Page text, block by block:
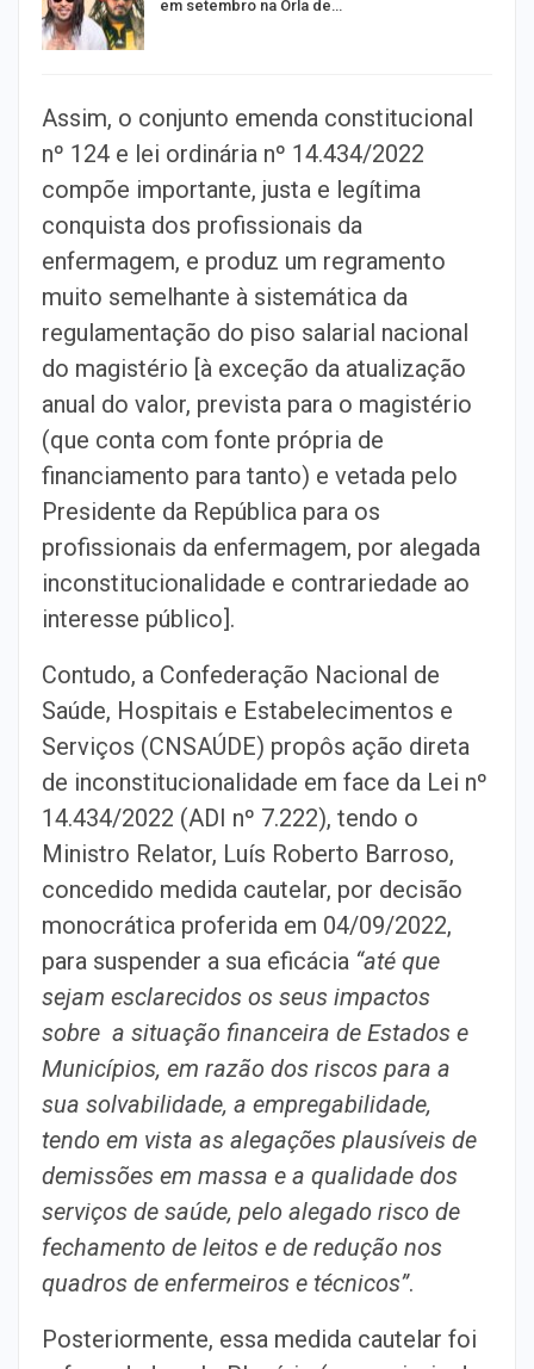
em setembro na Orla de…
Assim, o conjunto emenda constitucional
nº 124 e lei ordinária nº 14.434/2022
compõe importante, justa e legítima
conquista dos profissionais da
enfermagem, e produz um regramento
muito semelhante à sistemática da
regulamentação do piso salarial nacional
do magistério [à exceção da atualização
anual do valor, prevista para o magistério
(que conta com fonte própria de
financiamento para tanto) e vetada pelo
Presidente da República para os
profissionais da enfermagem, por alegada
inconstitucionalidade e contrariedade ao
interesse público].
Contudo, a Confederação Nacional de
Saúde, Hospitais e Estabelecimentos e
Serviços (CNSAÚDE) propôs ação direta
de inconstitucionalidade em face da Lei nº
14.434/2022 (ADI nº 7.222), tendo o
Ministro Relator, Luís Roberto Barroso,
concedido medida cautelar, por decisão
monocrática proferida em 04/09/2022,
para suspender a sua eficácia “até que
sejam esclarecidos os seus impactos
sobre a situação financeira de Estados e
Municípios, em razão dos riscos para a
sua solvabilidade, a empregabilidade,
tendo em vista as alegações plausíveis de
demissões em massa e a qualidade dos
serviços de saúde, pelo alegado risco de
fechamento de leitos e de redução nos
quadros de enfermeiros e técnicos”.
Posteriormente, essa medida cautelar foi